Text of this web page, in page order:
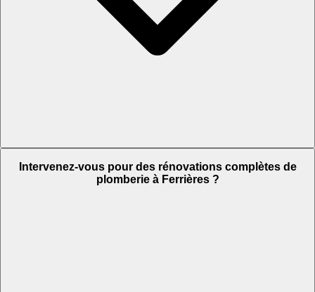
Intervenez-vous pour des rénovations complètes de
plomberie à Ferrières ?